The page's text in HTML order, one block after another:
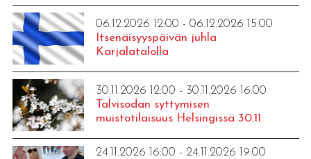
06.12.2026 12:00 - 06.12.2026 15:00
Itsenäisyyspäivän juhla
Karjalatalolla
30.11.2026 12:00 - 30.11.2026 16:00
Talvisodan syttymisen
muistotilaisuus Helsingissä 30.11.
24.11.2026 16:00 - 24.11.2026 19:00